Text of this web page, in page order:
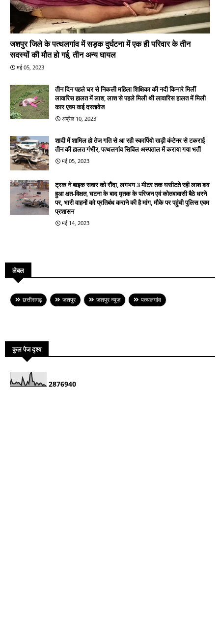
जशपुर जिले के पत्थलगांव में सड़क दुर्घटना में एक ही परिवार के तीन
सदस्यों की मौत हो गई, तीन अन्य घायल
मई 05, 2023
तीन दिन पहले घर से निकली महिला शिक्षिका की नदी किनारे मिलीं
लावारिस हालत में लाश, लाश से पहले मिली थी लावारिस हालत में मिली
कार एवम कई दस्तावेज
अप्रैल 10, 2023
शादी में शामिल हो तेज गति से आ रही स्कार्पियो खड़ी कंटेनर से टकराई
तीन की हालत गंभीर, पत्थलगांव सिविल अस्पताल में कराया गया भर्ती
मई 05, 2023
ट्रक ने बाइक सवार को रौंदा, लगभग 3 मीटर तक घसीटते रही लाश शव
हुआ क्षत-विक्षत, घटना के बाद मृतक के परिजन एवं कोतबावासी बैठे धरने
पर, भारी वाहनों को प्रतिबंध कराने की है मांग, मौके पर पहुंची पुलिस एवम
प्रशासन
मई 14, 2023
लेबल
छत्तीसगढ़ जशपुर जशपुर न्यूज़ पत्थलगांव
कुल पेज दृश्य
2876940